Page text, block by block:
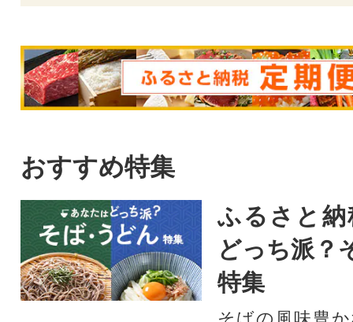
おすすめ特集
ふるさと
どっち派？
特集